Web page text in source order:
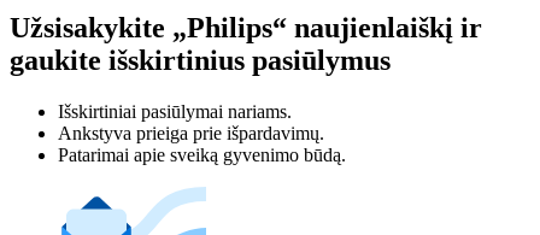
Užsisakykite „Philips“ naujienlaiškį ir
gaukite išskirtinius pasiūlymus
Išskirtiniai pasiūlymai nariams.
Ankstyva prieiga prie išpardavimų.
Patarimai apie sveiką gyvenimo būdą.